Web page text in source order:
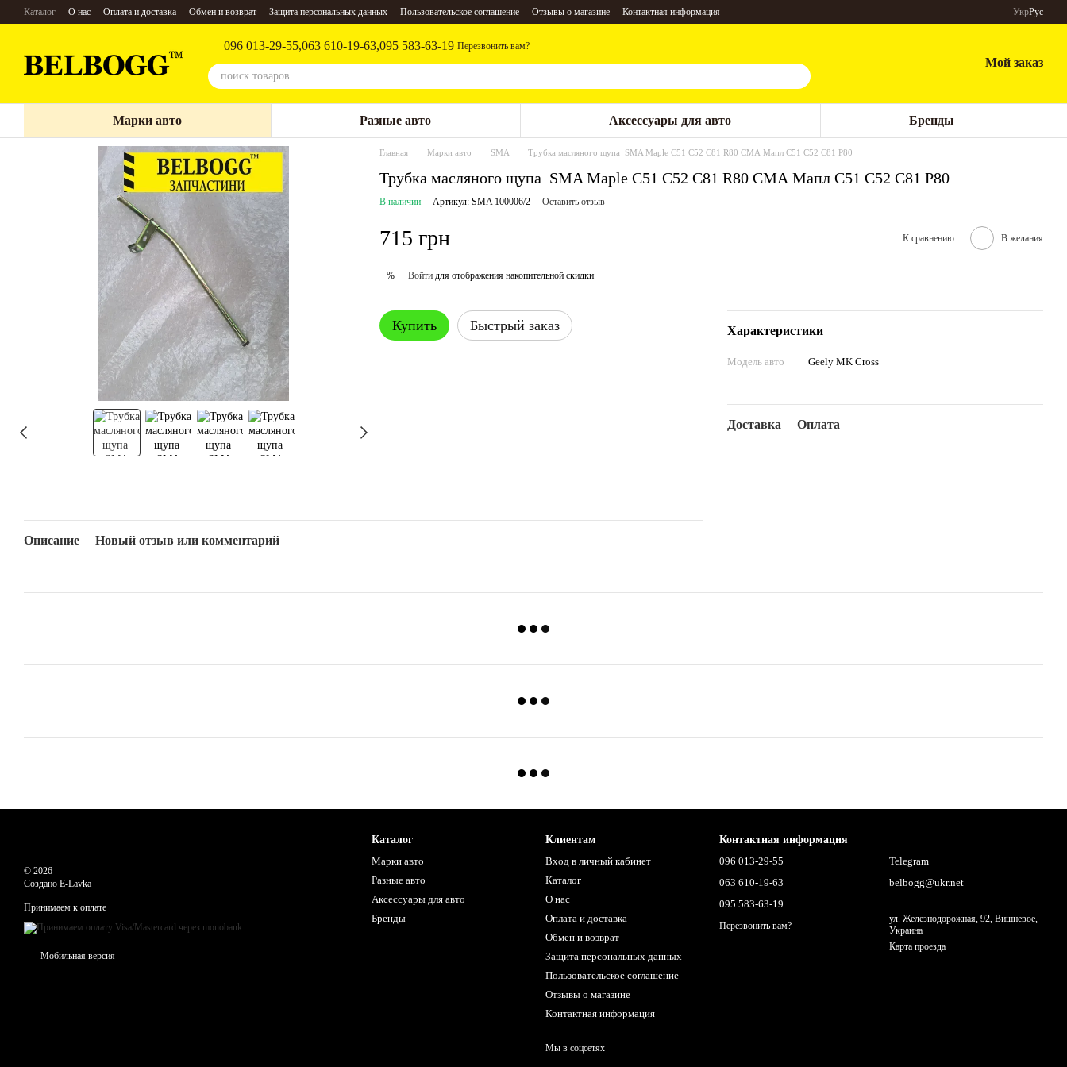
Перейти к основному контенту
Каталог О нас Оплата и доставка Обмен и возврат Защита персональных данных Пользовательское соглашение Отзывы о магазине Контактная информация УкрРус
096 013-29-55,063 610-19-63,095 583-63-19 Перезвонить вам?
Мой заказ
Марки авто Разные авто Аксессуары для авто Бренды
Главная Марки авто SMA Трубка масляного щупа SMA Maple C51 C52 C81 R80 СМА Мапл С51 С52 С81 Р80
Трубка масляного щупа SMA Maple C51 C52 C81 R80 СМА Мапл С51 С52 С81 Р80
В наличии Артикул: SMA 100006/2 Оставить отзыв
715 грн К сравнению В желания
% Войти для отображения накопительной скидки
Купить Быстрый заказ Характеристики
Модель авто Geely MK Cross
Доставка Оплата
Описание Новый отзыв или комментарий
© 2026
Создано E-Lavka
Принимаем к оплате
Мобильная версия
Каталог
Марки авто
Разные авто
Аксессуары для авто
Бренды
Клиентам
Вход в личный кабинет
Каталог
О нас
Оплата и доставка
Обмен и возврат
Защита персональных данных
Пользовательское соглашение
Отзывы о магазине
Контактная информация
Мы в соцсетях
Контактная информация
096 013-29-55
063 610-19-63
095 583-63-19
Перезвонить вам?
Telegram
belbogg@ukr.net
ул. Железнодорожная, 92, Вишневое,
Украина
Карта проезда